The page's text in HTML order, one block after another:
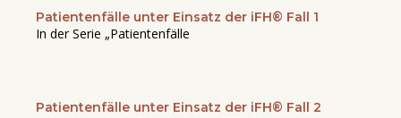
Patientenfälle unter Einsatz der iFH® Fall 1
In der Serie „Patientenfälle
Patientenfälle unter Einsatz der iFH® Fall 2
SeiteSeiteSeiteSeiteSeite